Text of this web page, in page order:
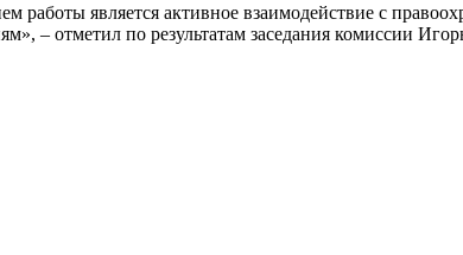
является активное взаимодействие с
– отметил по результатам заседания комиссии